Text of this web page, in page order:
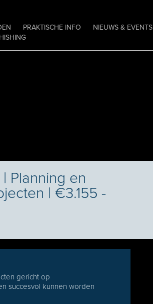
PRAKTISCHE INFO NIEUWS & EVENTS
Planning en
| €3.155 -
gericht op
succesvol kunnen worden